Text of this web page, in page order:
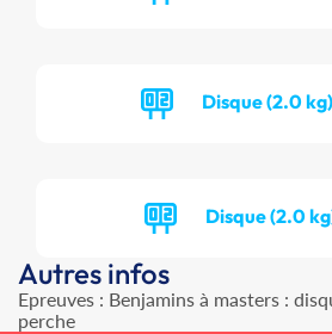
Disque (2.0
Disque (2.0
Autres infos
Epreuves : Benjamins à masters :
perche